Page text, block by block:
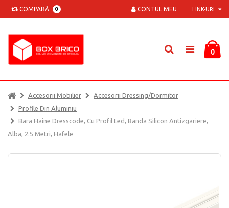
COMPARĂ 0 LINK-URI
CONTUL MEU
0
Accesorii Mobilier
Accesorii Dressing/dormitor
Profile Din Aluminiu
Bara Haine Dresscode, Cu Profil Led, Banda Silicon Antizgariere,
Alba, 2.5 Metri, Hafele